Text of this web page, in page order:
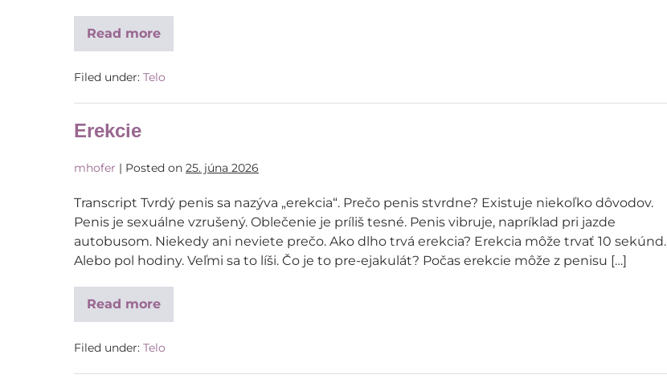
Read more
Filed under: Telo
Erekcie
mhofer | Posted on 25. júna 2026
Transcript Tvrdý penis sa nazýva „erekcia“. Prečo penis stvrdne? Existuje niekoľko dôvodov.
Penis je sexuálne vzrušený. Oblečenie je príliš tesné. Penis vibruje, napríklad pri jazde
autobusom. Niekedy ani neviete prečo. Ako dlho trvá erekcia? Erekcia môže trvať 10 sekúnd.
Alebo pol hodiny. Veľmi sa to líši. Čo je to pre-ejakulát? Počas erekcie môže z penisu […]
Read more
Filed under: Telo